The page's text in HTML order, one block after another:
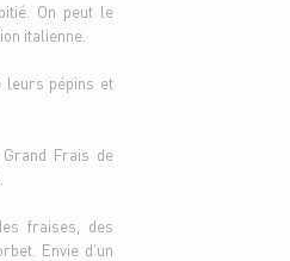
On peut le
italienne.
leurs pépins et
Frais de
fraises, des
Envie d’un